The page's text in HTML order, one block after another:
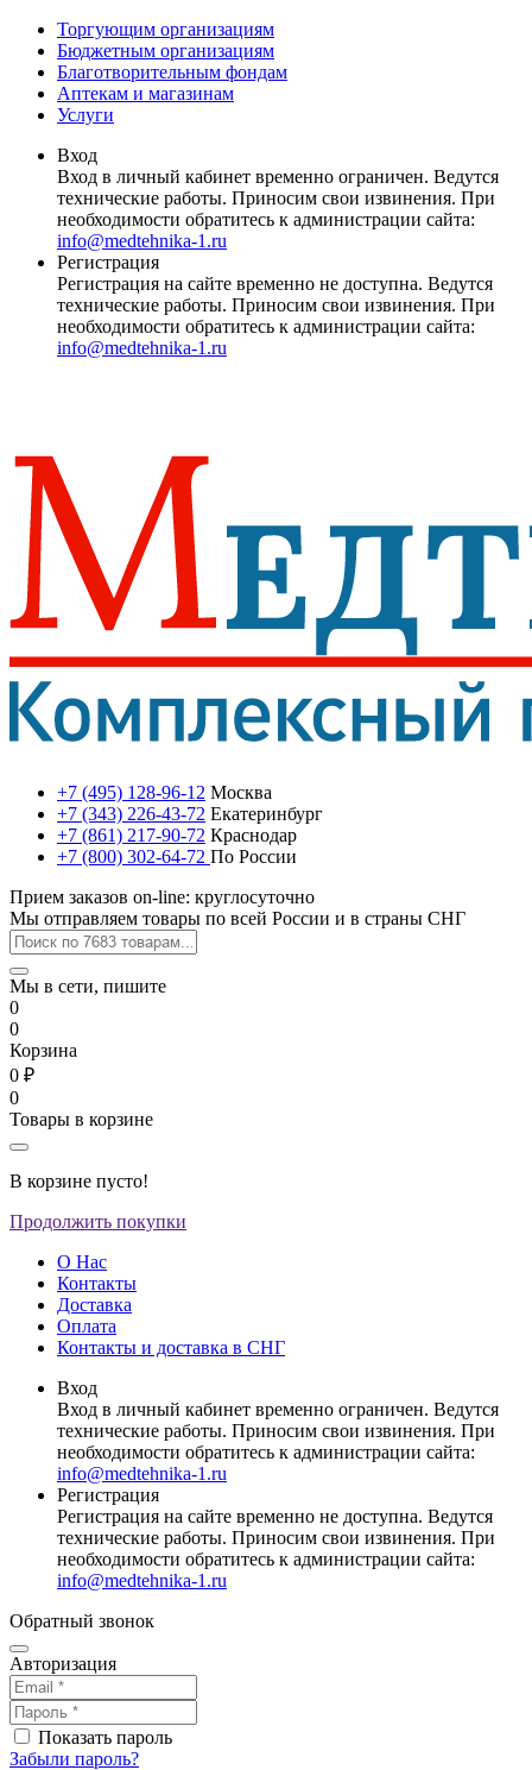
Торгующим организациям
Бюджетным организациям
Благотворительным фондам
Аптекам и магазинам
Услуги
Вход
Вход в личный кабинет временно ограничен. Ведутся
технические работы. Приносим свои извинения. При
необходимости обратитесь к администрации сайта:
info@medtehnika-1.ru
Регистрация
Регистрация на сайте временно не доступна. Ведутся
технические работы. Приносим свои извинения. При
необходимости обратитесь к администрации сайта:
info@medtehnika-1.ru
+7 (495) 128-96-12 Москва
+7 (343) 226-43-72 Екатеринбург
+7 (861) 217-90-72 Краснодар
+7 (800) 302-64-72 По России
Прием заказов on-line: круглосуточно
Мы отправляем товары по всей России и в страны СНГ
Мы в сети, пишите
0
0
Корзина
0 ₽
0
Товары в корзине
В корзине пусто!
Продолжить покупки
О Нас
Контакты
Доставка
Оплата
Контакты и доставка в СНГ
Вход
Вход в личный кабинет временно ограничен. Ведутся
технические работы. Приносим свои извинения. При
необходимости обратитесь к администрации сайта:
info@medtehnika-1.ru
Регистрация
Регистрация на сайте временно не доступна. Ведутся
технические работы. Приносим свои извинения. При
необходимости обратитесь к администрации сайта:
info@medtehnika-1.ru
Обратный звонок
Авторизация
Показать пароль
Забыли пароль?